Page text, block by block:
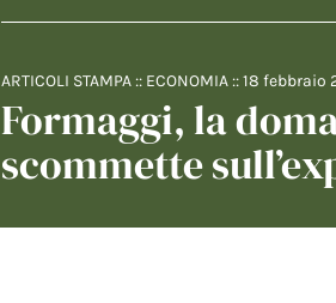
ARTICOLI STAMPA :: ECONOMIA ::18 febbraio
Formaggi, la
scommette